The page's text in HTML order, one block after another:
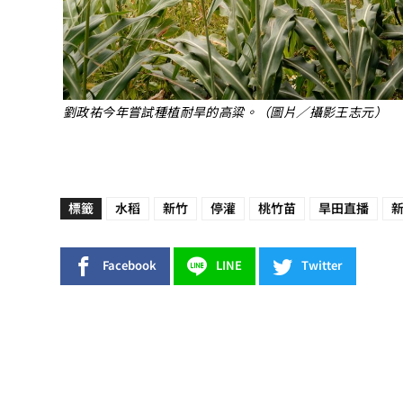
劉政祐今年嘗試種植耐旱的高粱。（圖片／攝影王志元）
標籤 水稻 新竹 停灌 桃竹苗 旱田直播
Facebook LINE Twitter